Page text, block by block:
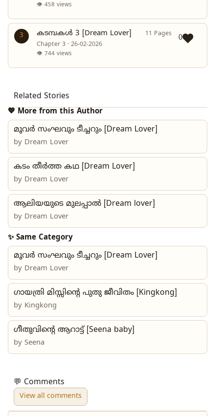
👁 458 views
3 കടമ്പകൾ 3 [Dream Lover]
11 Pages
Chapter 3 · 26-02-2026
👁 744 views
0
Related Stories
💖 More from this Author
മൂവർ സംഘവും ടീച്ചറും [Dream Lover]
by Dream Lover
കടം തീർത്ത കഥ [Dream Lover]
by Dream Lover
ആലിയയുടെ മുലപ്പാൽ [Dream lover]
by Dream Lover
✨ Same Category
മൂവർ സംഘവും ടീച്ചറും [Dream Lover]
by Dream Lover
ഗായത്രി മിസ്സിന്റെ പുതു ജീവിതം [Kingkong]
by Kingkong
ഗീതുവിന്റെ ആറാട്ട് [Seena baby]
by Seena
💬 Comments
View all comments